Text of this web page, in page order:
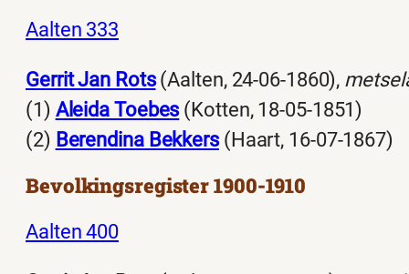
Aalten 333
Gerrit Jan Rots(Aalten, 24-06-1860),
(1) Aleida Toebes(Kotten, 18-05-1851)
(2) Berendina Bekkers(Haart, 16-07-1867)
Bevolkingsregister 1900-1910
Aalten 400